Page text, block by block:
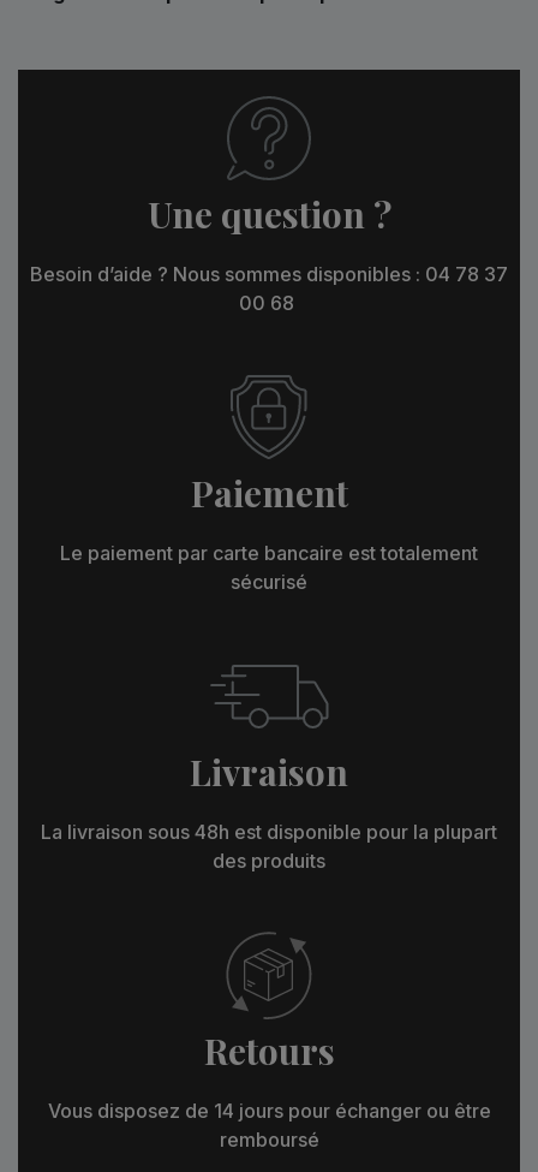
Une question ?
Besoin d’aide ? Nous sommes disponibles : 04 78 37
00 68
Paiement
Le paiement par carte bancaire est totalement
sécurisé
Livraison
La livraison sous 48h est disponible pour la plupart
des produits
Retours
Vous disposez de 14 jours pour échanger ou être
remboursé